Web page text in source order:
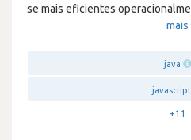
se mais eficientes
mais
java
javascript
+11